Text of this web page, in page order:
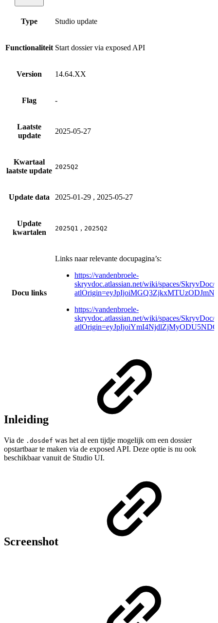
Type Studio update
Functionaliteit Start dossier via exposed API
Version 14.64.XX
Flag -
Laatste
update
2025-05-27
Kwartaal
laatste update 2025Q2
Update data 2025-01-29 , 2025-05-27
Update
kwartalen
2025Q1 , 2025Q2
Docu links
Links naar relevante docupagina’s:
https://vandenbroele-
skryvdoc.atlassian.net/wiki/spaces/
https://vandenbroele-
skryvdoc.atlassian.net/wiki/spaces/
Inleiding
Via de .dosdef was het al een tijdje mogelijk om een dossier
opstartbaar te maken via de exposed API. Deze optie is nu ook
beschikbaar vanuit de Studio UI.
Screenshot